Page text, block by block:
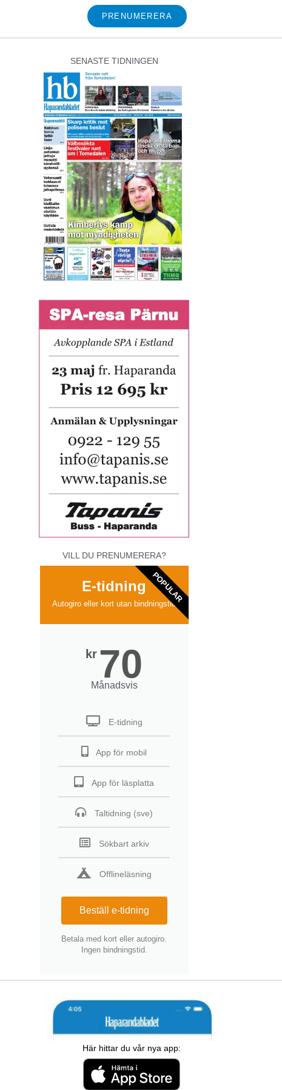
PRENUMERERA
SENASTE TIDNINGEN
VILL DU PRENUMERERA?
E-tidning
Autogiro eller kort utan bindningstid
kr 70
Månadsvis
E-tidning
App för mobil
App för läsplatta
Taltidning (sve)
Sökbart arkiv
Offlineläsning
Beställ e-tidning
Betala med kort eller autogiro.
Ingen bindningstid.
POPULAR
Här hittar du vår nya app: